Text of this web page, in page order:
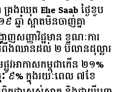
ងឈុត Elie Saab ថ្ងៃខួប
ាំ ស្អាតមិនចាញ់គ្នា
ាញ​សញ្ញា​វិជ្ជមាន​ ​ខណៈ​ការ​
ពឹង​ឈានដល់​ ​២​ ​ប៊ីលាន​ដុល្លារ​
វអាកាសកម្ពុជាកើន ២១%
៩% ក្នុងរយៈពេល ៧ខែ